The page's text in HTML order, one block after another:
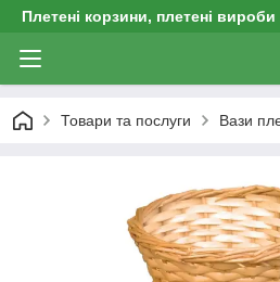
Плетені корзини, плетені
Товари та послуги Вази